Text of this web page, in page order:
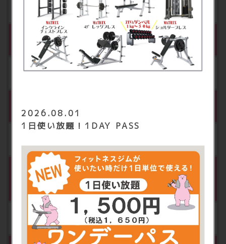
月額 800円（税込880円）
契約ロッカー（特大）
月額 1,000円（税込1,100円）
FIT365あんしんサポート（スタンダー
ド）※4
月額 500円（税込550円）
2026.08.01
1日使い放題！1DAY PASS